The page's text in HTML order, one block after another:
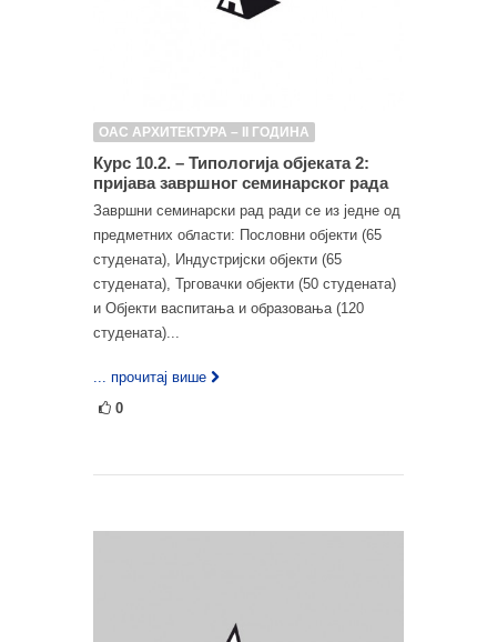
ОАС АРХИТЕКТУРА – II ГОДИНА
Курс 10.2. – Типологија објеката 2:
пријава завршног семинарског рада
Завршни семинарски рад ради се из једне од
предметних области: Пословни објекти (65
студената), Индустријски објекти (65
студената), Трговачки објекти (50 студената)
и Објекти васпитања и образовања (120
студената)...
... прочитај више
0